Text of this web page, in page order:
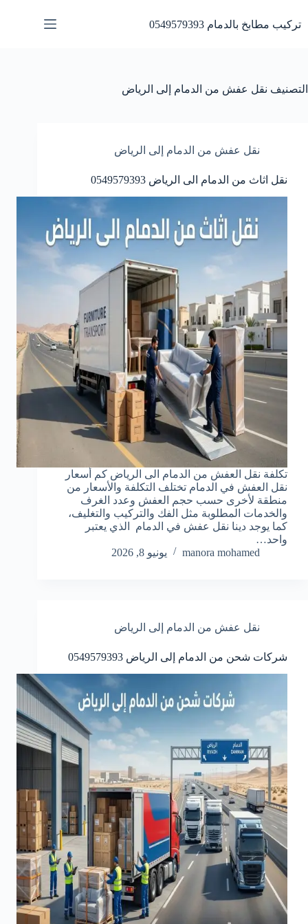
المحتوى
تركيب مطابخ بالدمام 0549579393
التصنيف نقل عفش من الدمام إلى الرياض
نقل عفش من الدمام إلى الرياض
نقل اثاث من الدمام الى الرياض 0549579393
تكلفة نقل العفش من الدمام الى الرياض كم أسعار
نقل العفش في الدمام تختلف التكلفة والأسعار من
منطقة لأخرى حسب حجم العفش وعدد الغرف
والخدمات المطلوبة مثل الفك والتركيب والتغليف،
كما يوجد دينا نقل عفش في الدمام الذي يعتبر
واحد…
manora mohamed
يونيو 8, 2026
نقل عفش من الدمام إلى الرياض
شركات شحن من الدمام إلى الرياض 0549579393